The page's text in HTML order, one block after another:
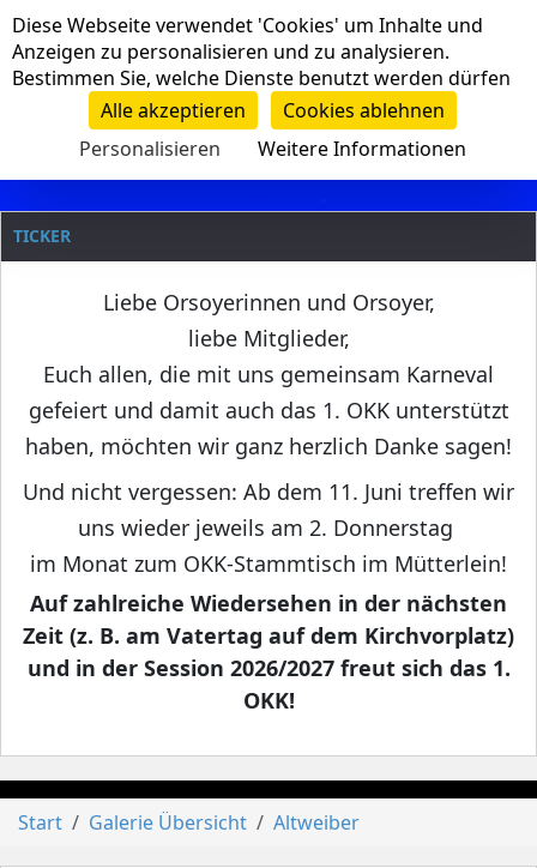
Navigation
Clanname
TICKER
Liebe Orsoyerinnen und Orsoyer,
liebe Mitglieder,
Euch allen, die mit uns gemeinsam Karneval
gefeiert und damit auch das 1. OKK unterstützt
haben, möchten wir ganz herzlich Danke sagen!
Und nicht vergessen: Ab dem 11. Juni treffen wir
uns wieder jeweils am 2. Donnerstag
im Monat zum OKK-Stammtisch im Mütterlein!
Auf zahlreiche Wiedersehen in der nächsten
Zeit (z. B. am Vatertag auf dem Kirchvorplatz)
und in der Session 2026/2027 freut sich das 1.
OKK!
Start Galerie Übersicht Altweiber
Cookie-Einstellungen
Diese Webseite verwendet 'Cookies' um Inhalte und
Anzeigen zu personalisieren und zu analysieren.
Bestimmen Sie, welche Dienste benutzt werden dürfen
Alle akzeptieren
Cookies ablehnen
Personalisieren
Weitere Informationen